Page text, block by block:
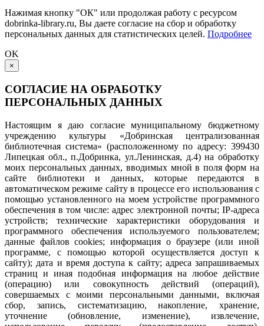
Нажимая кнопку "ОК" или продолжая работу с ресурсом
dobrinka-library.ru, Вы даете согласие на сбор и обработку
персональных данных для статистических целей. Подробнее
OK
×
СОГЛАСИЕ НА ОБРАБОТКУ
ПЕРСОНАЛЬНЫХ ДАННЫХ
Настоящим я даю согласие муниципальному бюджетному
учреждению культуры «Добринская централизованная
библиотечная система» (расположенному по адресу: 399430
Липецкая обл., п.Добринка, ул.Ленинская, д.4) на обработку
моих персональных данных, вводимых мной в поля форм на
сайте библиотеки и данных, которые передаются в
автоматическом режиме сайту в процессе его использования с
помощью установленного на моем устройстве программного
обеспечения в том числе: адрес электронной почты; IP-адреса
устройств; технические характеристики оборудования и
программного обеспечения используемого пользователем;
данные файлов cookies; информация о браузере (или иной
программе, с помощью которой осуществляется доступ к
сайту); дата и время доступа к сайту; адреса запрашиваемых
страниц и иная подобная информация на любое действие
(операцию) или совокупность действий (операций),
совершаемых с моими персональными данными, включая
сбор, запись, систематизацию, накопление, хранение,
уточнение (обновление, изменение), извлечение,